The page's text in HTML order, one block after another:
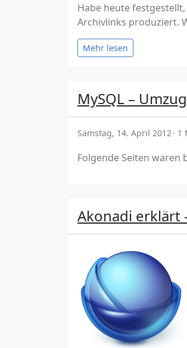
Habe heute
Archivlinks produziert.
Mehr lesen
MySQL – Umzug
Samstag, 14. April 2012 1
Folgende Seiten waren
Akonadi erklärt